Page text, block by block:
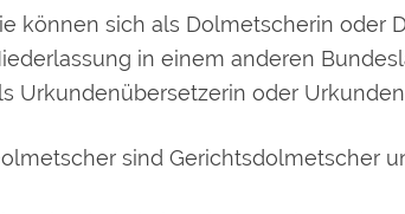
können sich als Dolmetscherin oder
in einem anderen
Urkundenübersetzerin oder
sind Gerichtsdolmetscher